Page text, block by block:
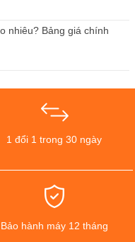
nhiêu? Bảng giá chính
1 đổi 1 trong 30 ngày
Bảo hành máy 12 tháng